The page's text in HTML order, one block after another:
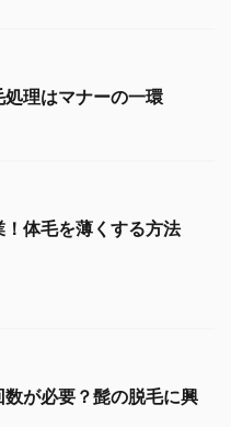
理はマナーの一環
体毛を薄くする方法
数が必要？髭の脱毛に興